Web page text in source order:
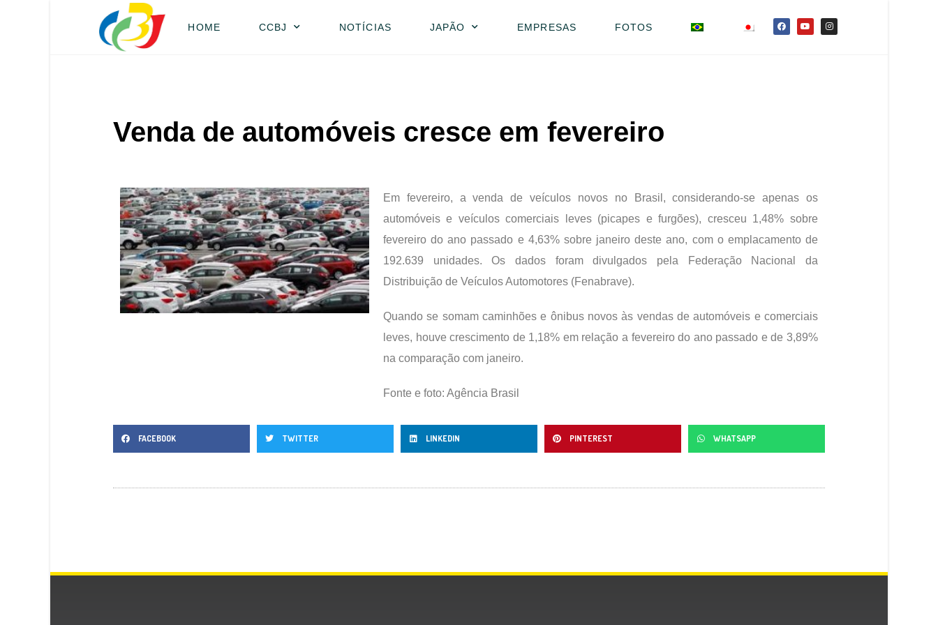
HOME CCBJ NOTÍCIAS JAPÃO EMPRESAS FOTOS
Venda de automóveis cresce em fevereiro
Em fevereiro, a venda de veículos novos no Brasil, considerando-se apenas os
automóveis e veículos comerciais leves (picapes e furgões), cresceu 1,48% sobre
fevereiro do ano passado e 4,63% sobre janeiro deste ano, com o emplacamento de
192.639 unidades. Os dados foram divulgados pela Federação Nacional da
Distribuição de Veículos Automotores (Fenabrave).
Quando se somam caminhões e ônibus novos às vendas de automóveis e comerciais
leves, houve crescimento de 1,18% em relação a fevereiro do ano passado e de 3,89%
na comparação com janeiro.
Fonte e foto: Agência Brasil
FACEBOOK TWITTER LINKEDIN PINTEREST WHATSAPP